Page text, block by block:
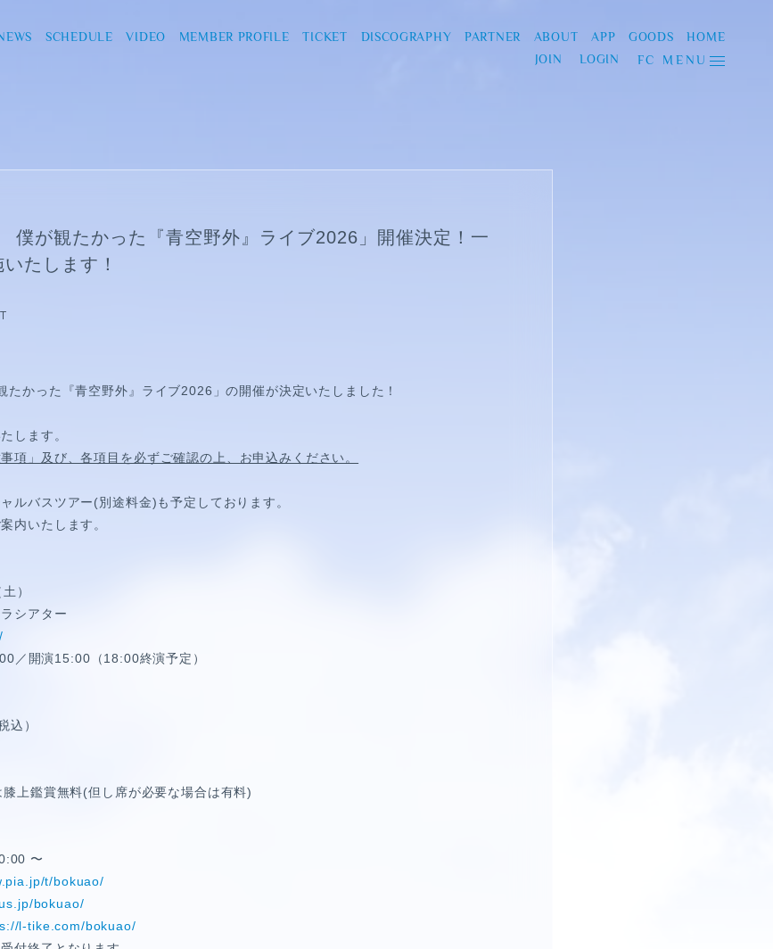
SCHEDULE VIDEO MEMBER PROFILE TICKET DISCOGRAPHY PARTNER ABOUT APP GOODS
HOME
JOIN
LOGIN FC MENU
MOVIE
僕が観たかった『青空野外』ライブ2026」開催決定！一
たします！
たかった『青空野外』ライブ2026」の開催が決定いたしました！
します。
項」及び、各項目を必ずご確認の上、お申込みください。
ルバスツアー(別途料金)も予定しております。
内いたします。
）
シアター
／開演15:00（18:00終演予定）
込）
上鑑賞無料(但し席が必要な場合は有料)
〜
t/bokuao/
bokuao/
l-tike.com/bokuao/